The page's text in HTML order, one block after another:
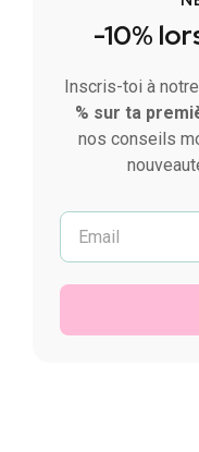
-10%
Inscris-toi à
% sur ta
nos conseils